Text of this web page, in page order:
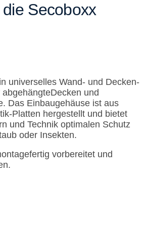
Secoboxx
universelles Wand- und Decken-
und
Das Einbaugehäuse ist aus
Platten hergestellt und bietet
und Technik optimalen Schutz
oder Insekten.
vorbereitet und